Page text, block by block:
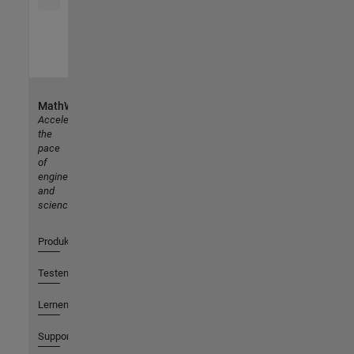
MathWorks
Accelerating
the
pace
of
engineering
and
science
Produkte
Testen oder Kaufen
Lernen
Support